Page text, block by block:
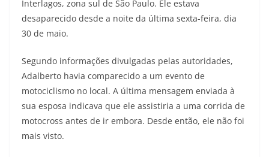
Interlagos, zona sul de São Paulo. Ele estava
desaparecido desde a noite da última sexta-feira, dia
30 de maio.
Segundo informações divulgadas pelas autoridades,
Adalberto havia comparecido a um evento de
motociclismo no local. A última mensagem enviada à
sua esposa indicava que ele assistiria a uma corrida de
motocross antes de ir embora. Desde então, ele não foi
mais visto.